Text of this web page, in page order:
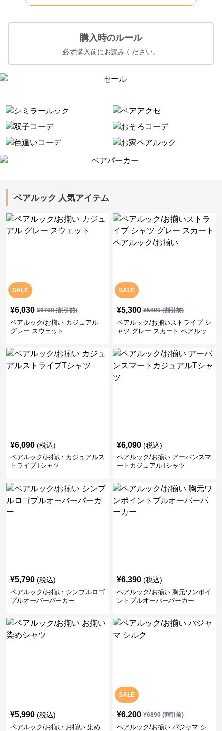
購入時のルール
必ず購入前にお読みください。
ペアルック 人気アイテム
SALE
¥6,030 ¥6700(割引前)
ペアルック/お揃い カジュアル
グレー スウェット
SALE
¥5,300 ¥5890(割引前)
ペアルック/お揃いストライプ シ
ャツ グレー スカート ペアルッ
¥6,090 (税込)
ペアルック/お揃い カジュアルス
トライプTシャツ
¥6,090 (税込)
ペアルック/お揃い アーバンスマ
ートカジュアルTシャツ
¥5,790 (税込)
ペアルック/お揃い シンプルロゴ
プルオーバーパーカー
¥6,390 (税込)
ペアルック/お揃い 胸元ワンポイ
ントプルオーバーパーカー
¥5,990 (税込)
ペアルック/お揃い お揃い 染め
SALE
¥6,200 ¥6890(割引前)
ペアルック/お揃い パジャマ シ